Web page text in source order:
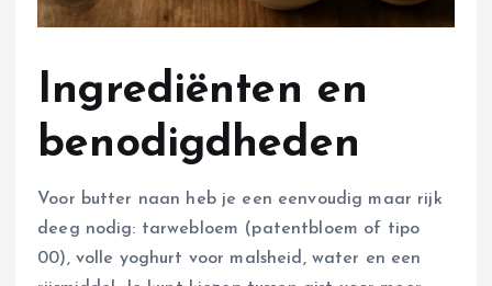
Ingrediënten en
benodigdheden
Voor butter naan heb je een eenvoudig maar rijk
deeg nodig: tarwebloem (patentbloem of tipo
00), volle yoghurt voor malsheid, water en een